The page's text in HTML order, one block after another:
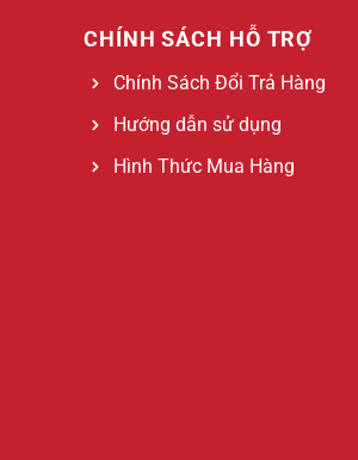
CHÍNH SÁCH HỖ TRỢ
Chính Sách Đổi Trả Hàng
Hướng dẫn sử dụng
Hình Thức Mua Hàng